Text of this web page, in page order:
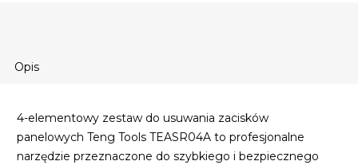
Opis
4-elementowy zestaw do usuwania zacisków
panelowych Teng Tools TEASR04A to profesjonalne
narzędzie przeznaczone do szybkiego i bezpiecznego